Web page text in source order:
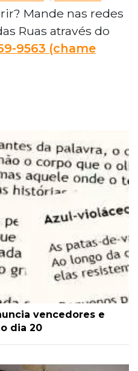
Mande nas redes
Ruas através do
9563 (chame
vencedores e
dia 20